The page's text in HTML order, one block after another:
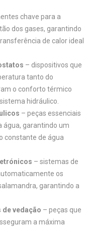
chave para a
dos gases, garantindo
de calor ideal
– dispositivos que
tanto do
o conforto térmico
hidráulico.
– peças essenciais
água, garantindo um
constante de água
– sistemas de
os
garantindo a
de vedação – peças que
a máxima